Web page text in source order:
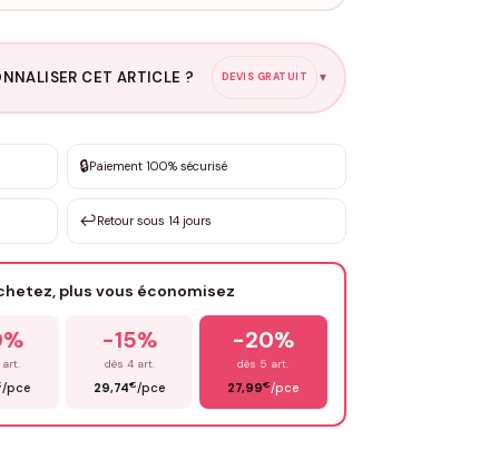
CET ARTICLE ? DEVIS GRATUIT ▼
de 3 à 10€ selon la demande
🔒Paiement 100% sécurisé
↩️Retour sous 14 jours
plus vous économisez
art.
/pce
-15%
dès 4 art.
29,74€/pce
-20%
dès 5 art.
27,99€/pce